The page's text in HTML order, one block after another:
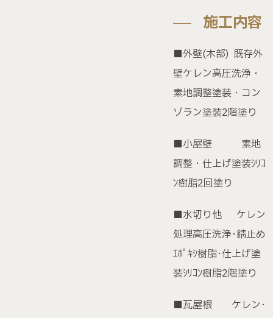
ハセガワグループ公式YouTube
ハセガワグループ公式Instagram
0120-72-3878
施工内容
■外壁(木部) 既存外
壁ケレン高圧洗浄・
素地調整塗装・コン
ゾラン塗装2階塗り
■小屋壁 素地
調整・仕上げ塗装ｼﾘｺ
ﾝ樹脂2回塗り
■水切り他 ケレン
処理高圧洗浄･錆止め
ｴﾎﾟｷｼ樹脂･仕上げ塗
装ｼﾘｺﾝ樹脂2階塗り
■瓦屋根 ケレン･